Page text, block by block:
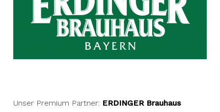
Unser Premium Partner: ERDINGER Brauhaus